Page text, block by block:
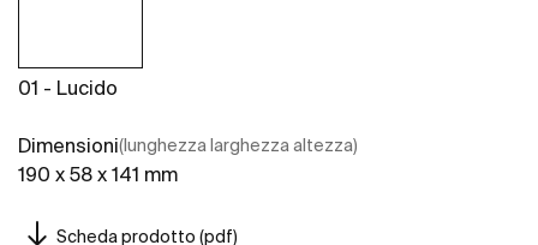
01 - Lucido
Dimensioni(lunghezza larghezza altezza)
190 x 58 x 141 mm
Scheda prodotto (pdf)